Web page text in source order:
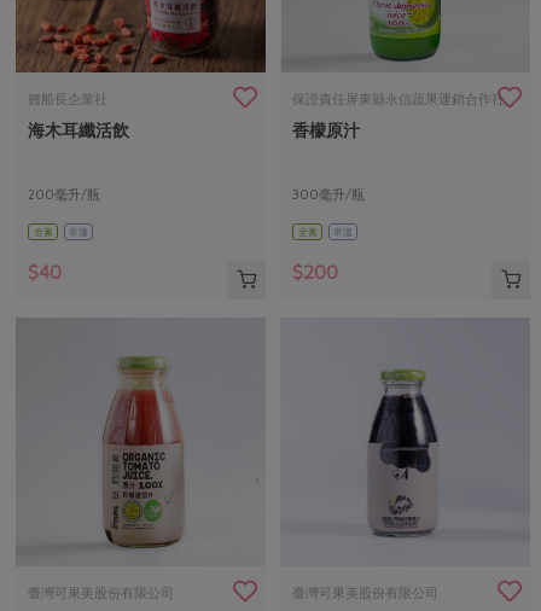
翹船長企業社
海木耳纖活飲
200毫升/瓶
全素 常溫
$40
保證責任屏東縣永信蔬果運銷合作社
香檬原汁
300毫升/瓶
全素 常溫
$200
臺灣可果美股份有限公司 臺灣可果美股份有限公司